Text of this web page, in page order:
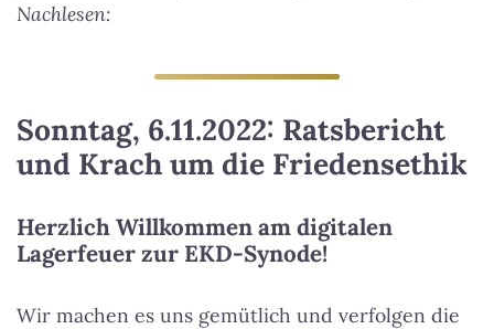
Nachlesen:
Sonntag, 6.11.2022: Ratsbericht
und Krach um die Friedensethik
Herzlich Willkommen am digitalen
Lagerfeuer zur EKD-Synode!
Wir machen es uns gemütlich und verfolgen die